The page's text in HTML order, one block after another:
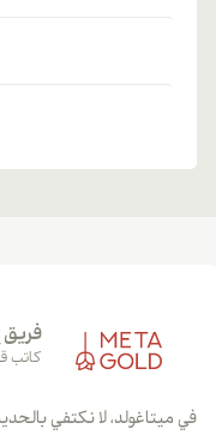
فريق
كاتب
في ميتاغولد، لا نكتفي